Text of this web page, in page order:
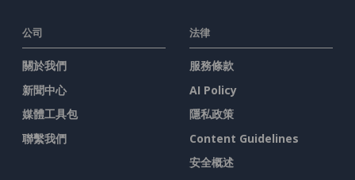
公司
關於我們
新聞中心
媒體工具包
聯繫我們
法律
服務條款
AI Policy
隱私政策
Content Guidelines
安全概述